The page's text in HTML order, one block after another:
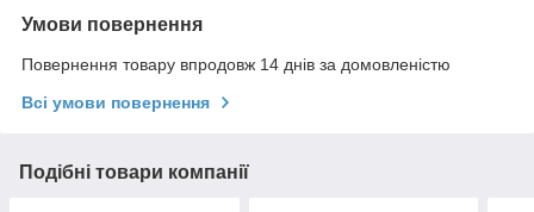
Умови повернення
Повернення товару впродовж 14 днів за домовленістю
Всі умови повернення
Подібні товари компанії